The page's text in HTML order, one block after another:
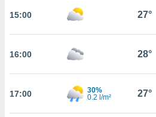
web a
15:00 27°
16:00 28°
17:00
30%
0.2 l/m²
27°